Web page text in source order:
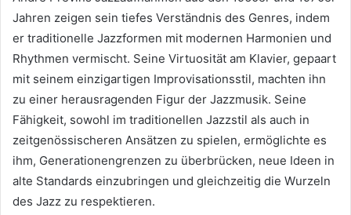
Jahren zeigen sein tiefes Verständnis des Genres, indem
er traditionelle Jazzformen mit modernen Harmonien und
Rhythmen vermischt. Seine Virtuosität am Klavier, gepaart
mit seinem einzigartigen Improvisationsstil, machten ihn
zu einer herausragenden Figur der Jazzmusik. Seine
Fähigkeit, sowohl im traditionellen Jazzstil als auch in
zeitgenössischeren Ansätzen zu spielen, ermöglichte es
ihm, Generationengrenzen zu überbrücken, neue Ideen in
alte Standards einzubringen und gleichzeitig die Wurzeln
des Jazz zu respektieren.